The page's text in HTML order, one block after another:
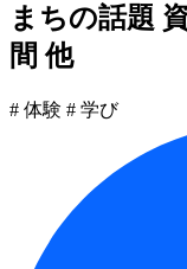
まちの話題
間 他
# 体験 # 学び